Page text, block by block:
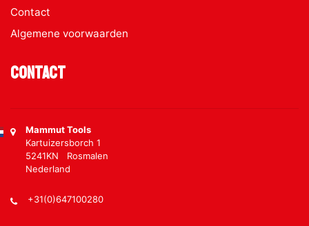
Contact
Algemene voorwaarden
Contact
Mammut Tools
Kartuizersborch 1
5241KN Rosmalen
Nederland
+31(0)647100280